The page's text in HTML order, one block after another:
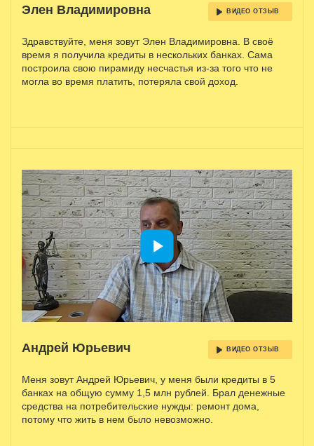
Элен Владимировна ВИДЕО ОТЗЫВ
Здравствуйте, меня зовут Элен Владимировна. В своё
время я получила кредиты в нескольких банках. Сама
построила свою пирамиду несчастья из-за того что не
могла во время платить, потеряла свой доход.
Андрей Юрьевич ВИДЕО ОТЗЫВ
Меня зовут Андрей Юрьевич, у меня были кредиты в 5
банках на общую сумму 1,5 млн рублей. Брал денежные
средства на потребительские нужды: ремонт дома,
потому что жить в нем было невозможно.